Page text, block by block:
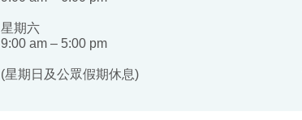
星期六
9:00 am – 5:00 pm
(星期日及公眾假期休息)